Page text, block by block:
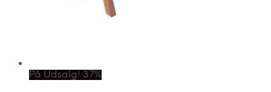
På Udsalg! 37%